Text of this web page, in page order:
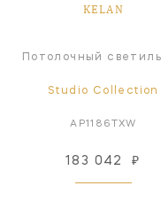
KELAN
Потолочный
Studio Collection
AP1186TXW
183 042 ₽